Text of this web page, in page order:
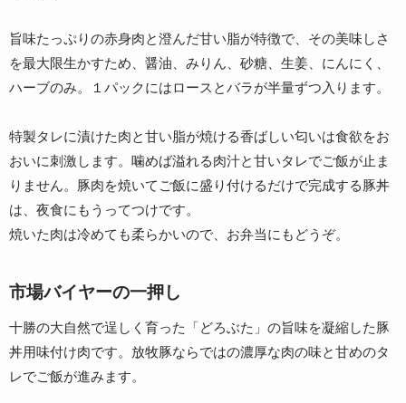
旨味たっぷりの赤身肉と澄んだ甘い脂が特徴で、その美味しさ
を最大限生かすため、醤油、みりん、砂糖、生姜、にんにく、
ハーブのみ。１パックにはロースとバラが半量ずつ入ります。
特製タレに漬けた肉と甘い脂が焼ける香ばしい匂いは食欲をお
おいに刺激します。噛めば溢れる肉汁と甘いタレでご飯が止ま
りません。豚肉を焼いてご飯に盛り付けるだけで完成する豚丼
は、夜食にもうってつけです。
焼いた肉は冷めても柔らかいので、お弁当にもどうぞ。
市場バイヤーの一押し
十勝の大自然で逞しく育った「どろぶた」の旨味を凝縮した豚
丼用味付け肉です。放牧豚ならではの濃厚な肉の味と甘めのタ
レでご飯が進みます。